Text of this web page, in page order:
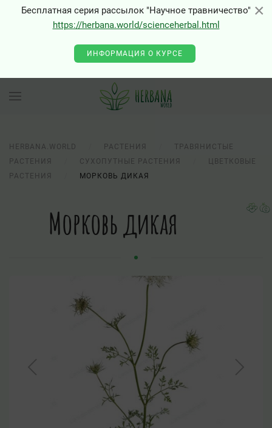
×
Бесплатная серия рассылок "Научное травничество"
https://herbana.world/scienceherbal.html
ИНФОРМАЦИЯ О КУРСЕ
HERBANA.WORLD РАСТЕНИЯ
ТРАВЯНИСТЫЕ
РАСТЕНИЯ
СУХОПУТНЫЕ РАСТЕНИЯ
ЦВЕТКОВЫЕ
РАСТЕНИЯ
МОРКОВЬ ДИКАЯ
Морковь дикая
×